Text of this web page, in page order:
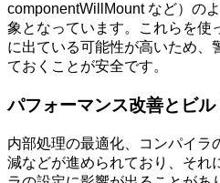
componentWillMount など）の
象となっています。これらを使
に出ている可能性が高いため、
ておくことが安全です。
パフォーマンス改善とビ
内部処理の最適化、コンパイラ
減などが進められており、それ